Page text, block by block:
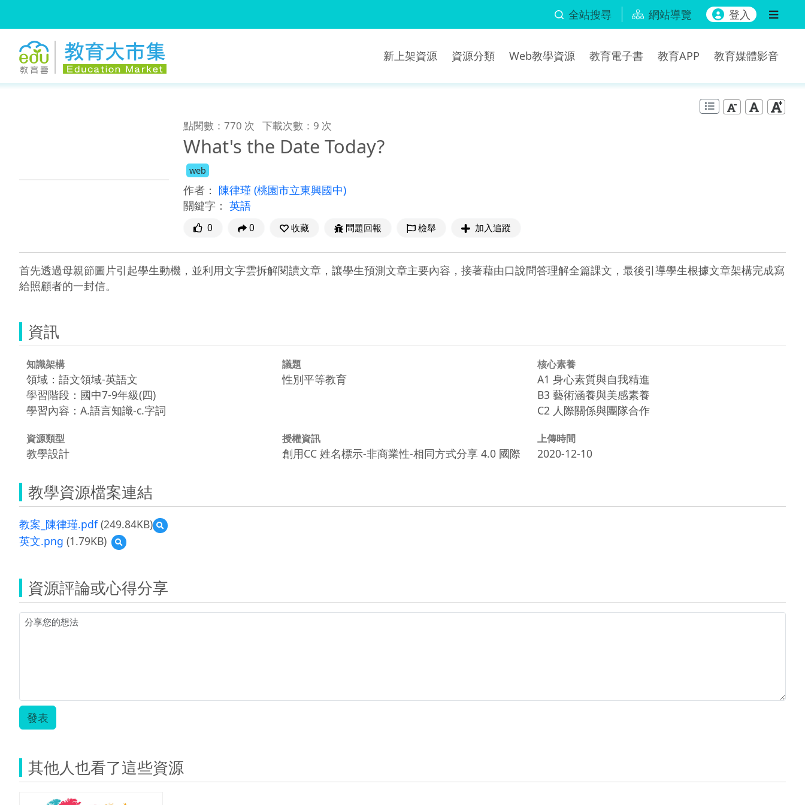
全站搜尋 網站導覽 登入
新上架資源 資源分類 Web教學資源 教育電子書 教育APP 教育媒體影音
點閱數：770 次 下載次數：9 次
What's the Date Today?
web
作者： 陳律瑾 (桃園市立東興國中)
關鍵字： 英語
0 0 收藏 問題回報 檢舉 加入追蹤
首先透過母親節圖片引起學生動機，並利用文字雲拆解閱讀文章，讓學生預測文章主要內容，接著藉由口說問答理解全篇課文，最後引導學生根據文章架構完成寫
給照顧者的一封信。
資訊
知識架構
領域：語文領域-英語文
學習階段：國中7-9年級(四)
學習內容：A.語言知識-c.字詞
議題
性別平等教育
核心素養
A1 身心素質與自我精進
B3 藝術涵養與美感素養
C2 人際關係與團隊合作
資源類型
教學設計
授權資訊
創用CC 姓名標示-非商業性-相同方式分享 4.0 國際
上傳時間
2020-12-10
教學資源檔案連結
教案_陳律瑾.pdf(249.84KB)
預
覽
陳
律
瑾.pdf
英文.png (1.79KB)
預
覽
資源評論或心得分享
發表
其他人也看了這些資源